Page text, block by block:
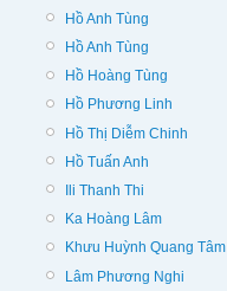
Hồ Anh Tùng
Hồ Anh Tùng
Hồ Hoàng Tùng
Hồ Phương Linh
Hồ Thị Diễm Chinh
Hồ Tuấn Anh
Ili Thanh Thi
Ka Hoàng Lâm
Khưu Huỳnh Quang Tâm
Lâm Phương Nghi